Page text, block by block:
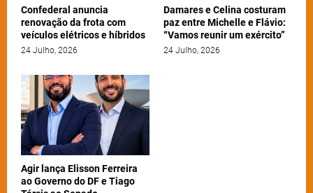
Confederal anuncia
renovação da frota com
veículos elétricos e híbridos
24 Julho, 2026
Damares e Celina costuram
paz entre Michelle e Flávio:
“Vamos reunir um exército”
24 Julho, 2026
Agir lança Elisson Ferreira
ao Governo do DF e Tiago